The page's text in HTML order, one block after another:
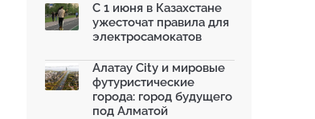
08.07.2026
Ко Дню столицы в Нуре
06.07.2026
Жара в городах: как застройка
влияет на температу...
03.07.2026
С 1 июня в Казахстане
ужесточат правила для
электросамокатов
Алатау City и мировые
футуристические
города: город будущего
под Алматой